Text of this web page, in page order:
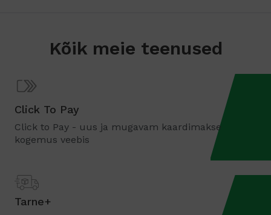
Kõik meie teenused
Click To Pay
Click to Pay - uus ja mugavam kaardimakse
kogemus veebis
Tarne+